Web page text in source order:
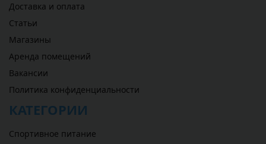
Доставка и оплата
Статьи
Магазины
Аренда помещений
Вакансии
Политика конфиденциальности
КАТЕГОРИИ
Спортивное питание